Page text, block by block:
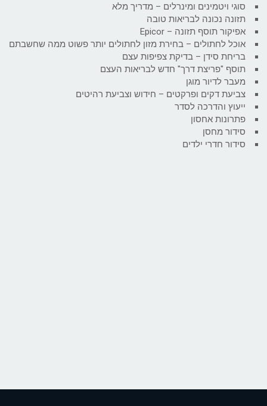
סוגי ויטמינים ומינרלים – מדריך מלא
תזונה נכונה לבריאות טובה
אפיקור תוסף תזונה – Epicor
אוכל לחתולים – בחירת מזון לחתולים יותר פשוט ממה שחשבתם
בריחת סידן – בדיקת צפיפות עצם
תוסף "פריצת דרך" חדש לבריאות העצם
מעבר לדיור מוגן
צביעת דקים ופרקטים – חידוש וצביעת רהיטים
ייעוץ והדרכה לסדר
פתרונות אחסון
סידור מחסן
סידור חדרי ילדים